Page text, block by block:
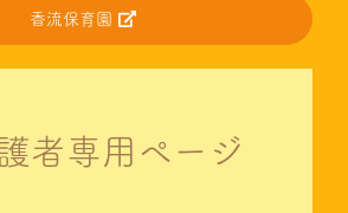
香流保育園
者専用ページ